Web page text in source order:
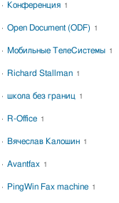
Конференция 1
Open Document (ODF) 1
Мобильные ТелеСистемы 1
Richard Stallman 1
школа без границ 1
R-Office 1
Вячеслав Калошин 1
Avantfax 1
PingWin Fax machine 1